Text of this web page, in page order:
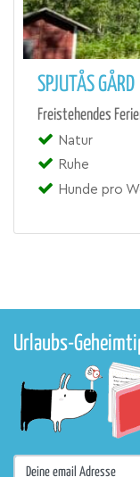
SPJUTÅS GÅRD
Freistehendes
Natur
Ruhe
Hunde pro
Urlaubs-